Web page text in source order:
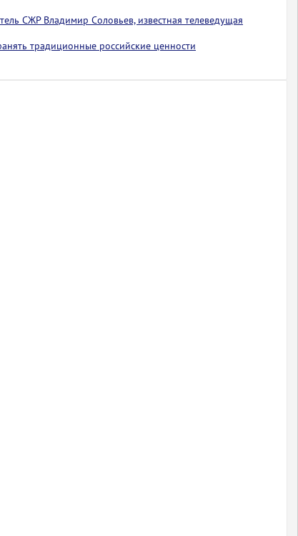
СЖР Владимир Соловьев, известная телеведущая
традиционные российские ценности